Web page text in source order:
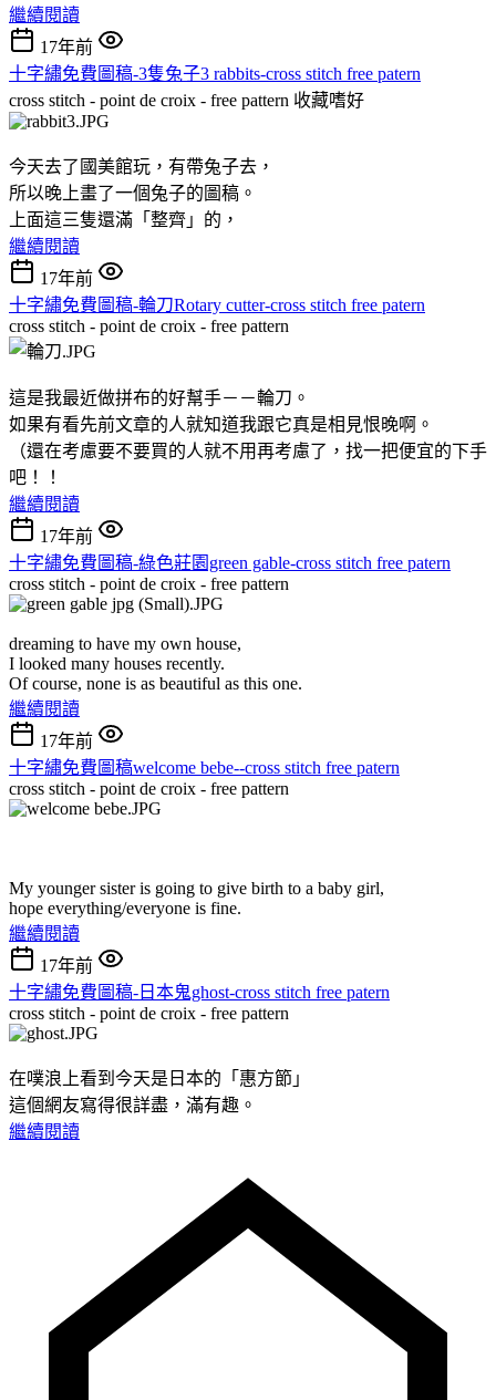
繼續閱讀
17年前
十字繡免費圖稿-3隻兔子3 rabbits-cross stitch free patern
cross stitch - point de croix - free pattern 收藏嗜好
今天去了國美館玩，有帶兔子去，
所以晚上畫了一個兔子的圖稿。
上面這三隻還滿「整齊」的，
繼續閱讀
17年前
十字繡免費圖稿-輪刀Rotary cutter-cross stitch free patern
cross stitch - point de croix - free pattern
這是我最近做拼布的好幫手－－輪刀。
如果有看先前文章的人就知道我跟它真是相見恨晚啊。
（還在考慮要不要買的人就不用再考慮了，找一把便宜的下手
吧！！
繼續閱讀
17年前
十字繡免費圖稿-綠色莊園green gable-cross stitch free patern
cross stitch - point de croix - free pattern
dreaming to have my own house,
I looked many houses recently.
Of course, none is as beautiful as this one.
繼續閱讀
17年前
十字繡免費圖稿welcome bebe--cross stitch free patern
cross stitch - point de croix - free pattern
My younger sister is going to give birth to a baby girl,
hope everything/everyone is fine.
繼續閱讀
17年前
十字繡免費圖稿-日本鬼ghost-cross stitch free patern
cross stitch - point de croix - free pattern
在噗浪上看到今天是日本的「惠方節」
這個網友寫得很詳盡，滿有趣。
繼續閱讀